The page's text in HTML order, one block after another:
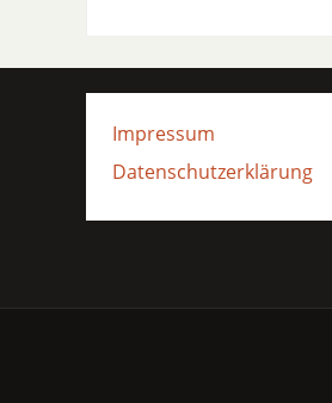
Impressum
Datenschutzerklärung